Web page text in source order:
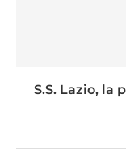
S.S. Lazio, la